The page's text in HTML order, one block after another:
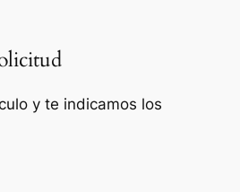
y te indicamos los